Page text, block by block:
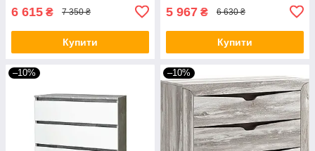
6 615 ₴ 7 350 ₴
Купити
5 967 ₴ 6 630 ₴
Купити
–10% –10%